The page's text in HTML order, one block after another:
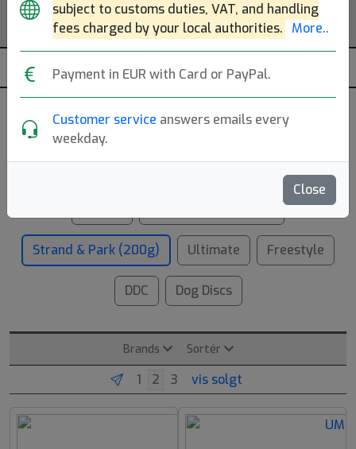
subject to customs duties, VAT, and handling
fees charged by your local authorities. More..
Payment in EUR with Card or PayPal.
Customer service answers emails every
weekday.
Close
Strand & Park 150-200g
Frisbees på ca. 27-28 cm i diameter og vægte omkring
Strand & Park (200g) Ultimate Freestyle
DDC Dog Discs
Brands Sortér
vis solgt